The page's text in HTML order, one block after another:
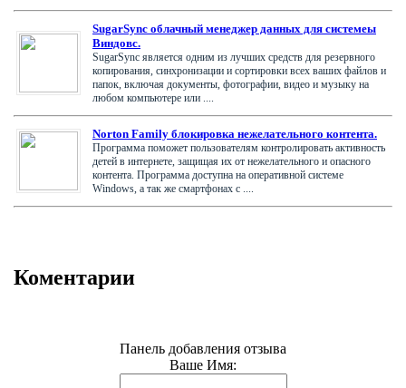
SugarSync облачный менеджер данных для системеы
Виндовс.
SugarSync является одним из лучших средств для резервного
копирования, синхронизации и сортировки всех ваших файлов и
папок, включая документы, фотографии, видео и музыку на
любом компьютере или ....
Norton Family блокировка нежелательного контента.
Программа поможет пользователям контролировать активность
детей в интернете, защищая их от нежелательного и опасного
контента. Программа доступна на оперативной системе
Windows, а так же смартфонах с ....
Коментарии
Панель добавления отзыва
Ваше Имя: